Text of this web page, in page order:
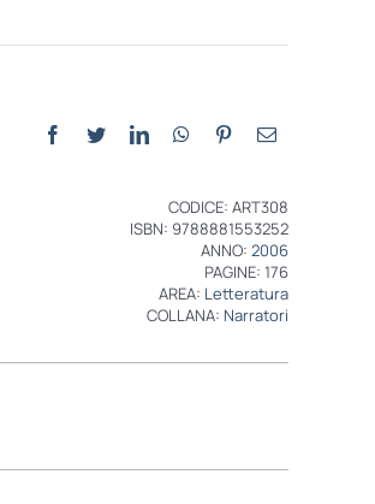
CODICE: ART308
ISBN: 9788881553252
ANNO:2006
PAGINE: 176
AREA: Letteratura
COLLANA: Narratori